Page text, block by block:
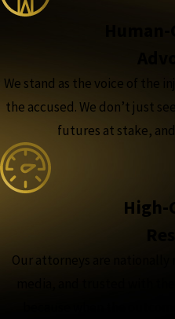
We stand as the voice of the
the accused. We don’t just
futures at stake,
High-
Our attorneys are nationally